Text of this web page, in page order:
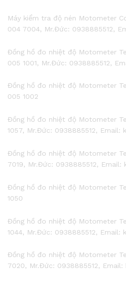
Máy kiểm tra độ nén Motometer
004 7004, Mr.Đức: 0938885512,
Đồng hồ đo nhiệt độ Motometer
005 1001, Mr.Đức: 0938885512,
Đồng hồ đo nhiệt độ Motometer
005 1002
Đồng hồ đo nhiệt độ Motometer
1057, Mr.Đức: 0938885512, Email:
Đồng hồ đo nhiệt độ Motometer
7019, Mr.Đức: 0938885512, Email:
Đồng hồ đo nhiệt độ Motometer
1050
Đồng hồ đo nhiệt độ Motometer
1044, Mr.Đức: 0938885512, Email:
Đồng hồ đo nhiệt độ Motometer
7020, Mr.Đức: 0938885512, Email: